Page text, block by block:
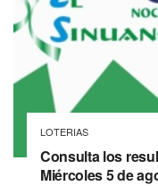
LOTERIAS
Consulta los
Miércoles 5 de